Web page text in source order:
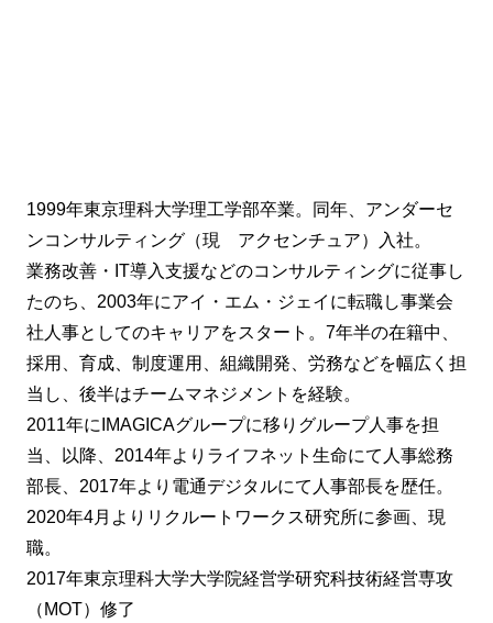
1999年東京理科大学理工学部卒業。同年、アンダーセ
ンコンサルティング（現 アクセンチュア）入社。
業務改善・IT導入支援などのコンサルティングに従事し
たのち、2003年にアイ・エム・ジェイに転職し事業会
社人事としてのキャリアをスタート。7年半の在籍中、
採用、育成、制度運用、組織開発、労務などを幅広く担
当し、後半はチームマネジメントを経験。
2011年にIMAGICAグループに移りグループ人事を担
当、以降、2014年よりライフネット生命にて人事総務
部長、2017年より電通デジタルにて人事部長を歴任。
2020年4月よりリクルートワークス研究所に参画、現
職。
2017年東京理科大学大学院経営学研究科技術経営専攻
（MOT）修了